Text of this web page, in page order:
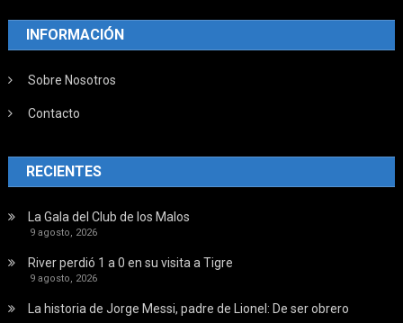
INFORMACIÓN
Sobre Nosotros
Contacto
RECIENTES
La Gala del Club de los Malos
9 agosto, 2026
River perdió 1 a 0 en su visita a Tigre
9 agosto, 2026
La historia de Jorge Messi, padre de Lionel: De ser obrero